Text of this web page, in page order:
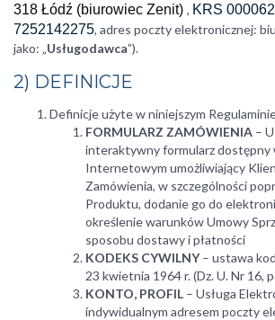
318 Łódź (biurowiec Zenit) , KRS
7252142275, adres poczty elektronicznej:
jako: „Usługodawca”).
2) DEFINICJE
Definicje użyte w niniejszym
FORMULARZ ZAMÓWIENIA –
interaktywny formularz dostępny
Internetowym umożliwiający
Zamówienia, w szczególności
Produktu, dodanie go do
określenie warunków Umowy
sposobu dostawy i płatności
KODEKS CYWILNY– ustawa
23 kwietnia 1964 r. (Dz. U. Nr 16,
KONTO, PROFIL – Usługa
indywidualnym adresem poczty